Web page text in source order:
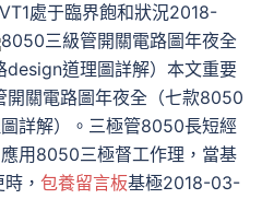
處于臨界飽和狀況2018-
8050三級管開關電路圖年夜全
design道理圖詳解）本文重要
開關電路圖年夜全（七款8050
詳解）。三極管8050長短經
用8050三極督工作理，當基
， 包養留言板基極2018-03-